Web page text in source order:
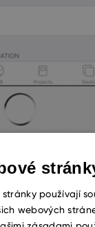
používají
webových